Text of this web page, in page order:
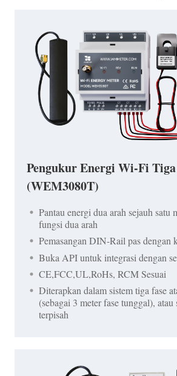
Pengukur Energi Wi-Fi Tiga
(WEM3080T)
Pantau energi dua arah sejauh satu
fungsi dua arah
Pemasangan DIN-Rail pas dengan
Buka API untuk integrasi dengan
CE,FCC,UL,RoHs, RCM Sesuai
Diterapkan dalam sistem tiga fase
(sebagai 3 meter fase tunggal), atau
terpisah